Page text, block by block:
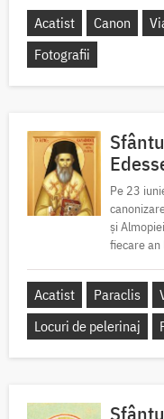
Acatist Canon
Fotografii
Pe 23
și
fiecare an
Acatist Paraclis
Locuri de pelerinaj